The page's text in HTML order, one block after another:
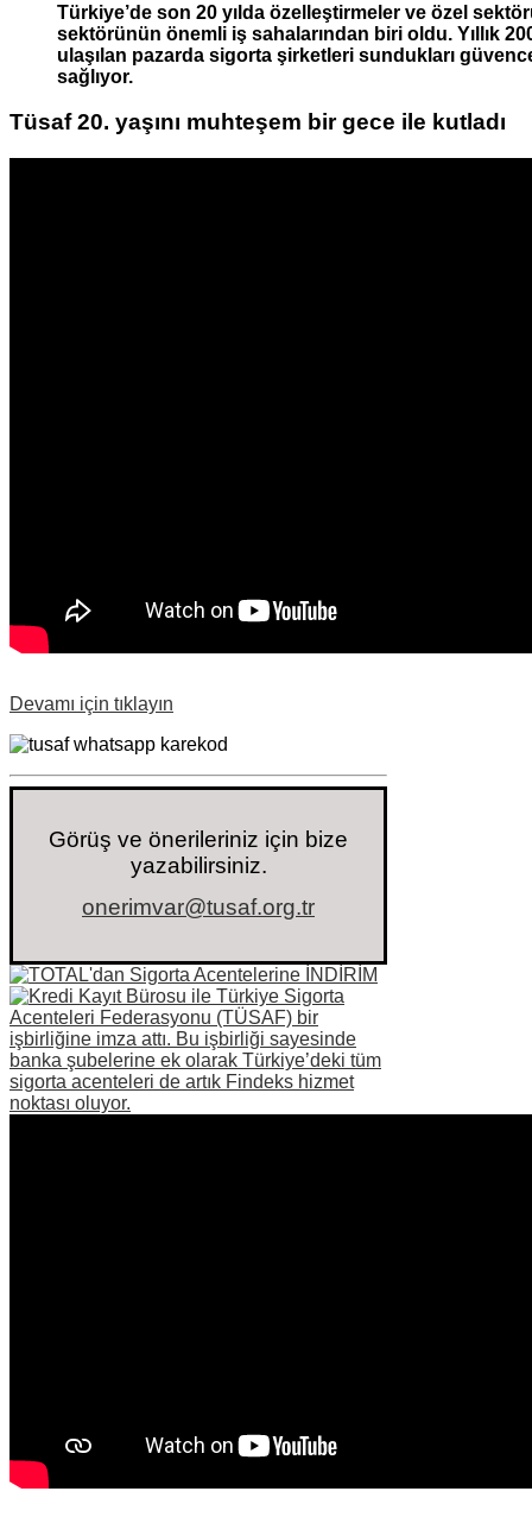
Türkiye’de son 20 yılda özelleştirmeler ve özel
sektörünün önemli iş sahalarından biri oldu. Yıllık
ulaşılan pazarda sigorta şirketleri sundukları
sağlıyor.
Tüsaf 20. yaşını muhteşem bir gece ile kutladı
Devamı için tıklayın
Görüş ve önerileriniz için bize
yazabilirsiniz.
onerimvar@tusaf.org.tr